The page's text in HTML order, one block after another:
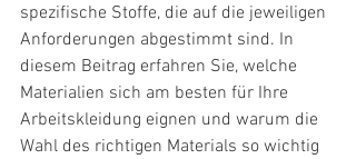
spezifische Stoffe, die auf die jeweiligen
Anforderungen abgestimmt sind. In
diesem Beitrag erfahren Sie, welche
Materialien sich am besten für Ihre
Arbeitskleidung eignen und warum die
Wahl des richtigen Materials so wichtig